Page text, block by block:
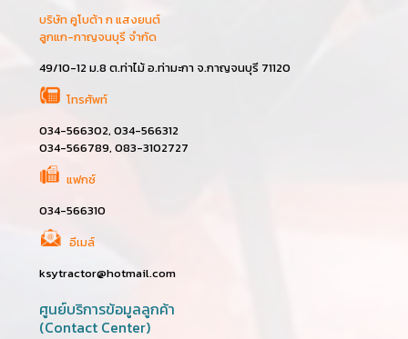
บริษัท คูโบต้า ก แสงยนต์
ลูกแก-กาญจนบุรี จำกัด
49/10-12 ม.8 ต.ท่าไม้ อ.ท่ามะกา จ.กาญจนบุรี 71120
โทรศัพท์
034-566302, 034-566312
034-566789, 083-3102727
แฟกซ์
034-566310
อีเมล์
ksytractor@hotmail.com
ศูนย์บริการข้อมูลลูกค้า
(Contact Center)